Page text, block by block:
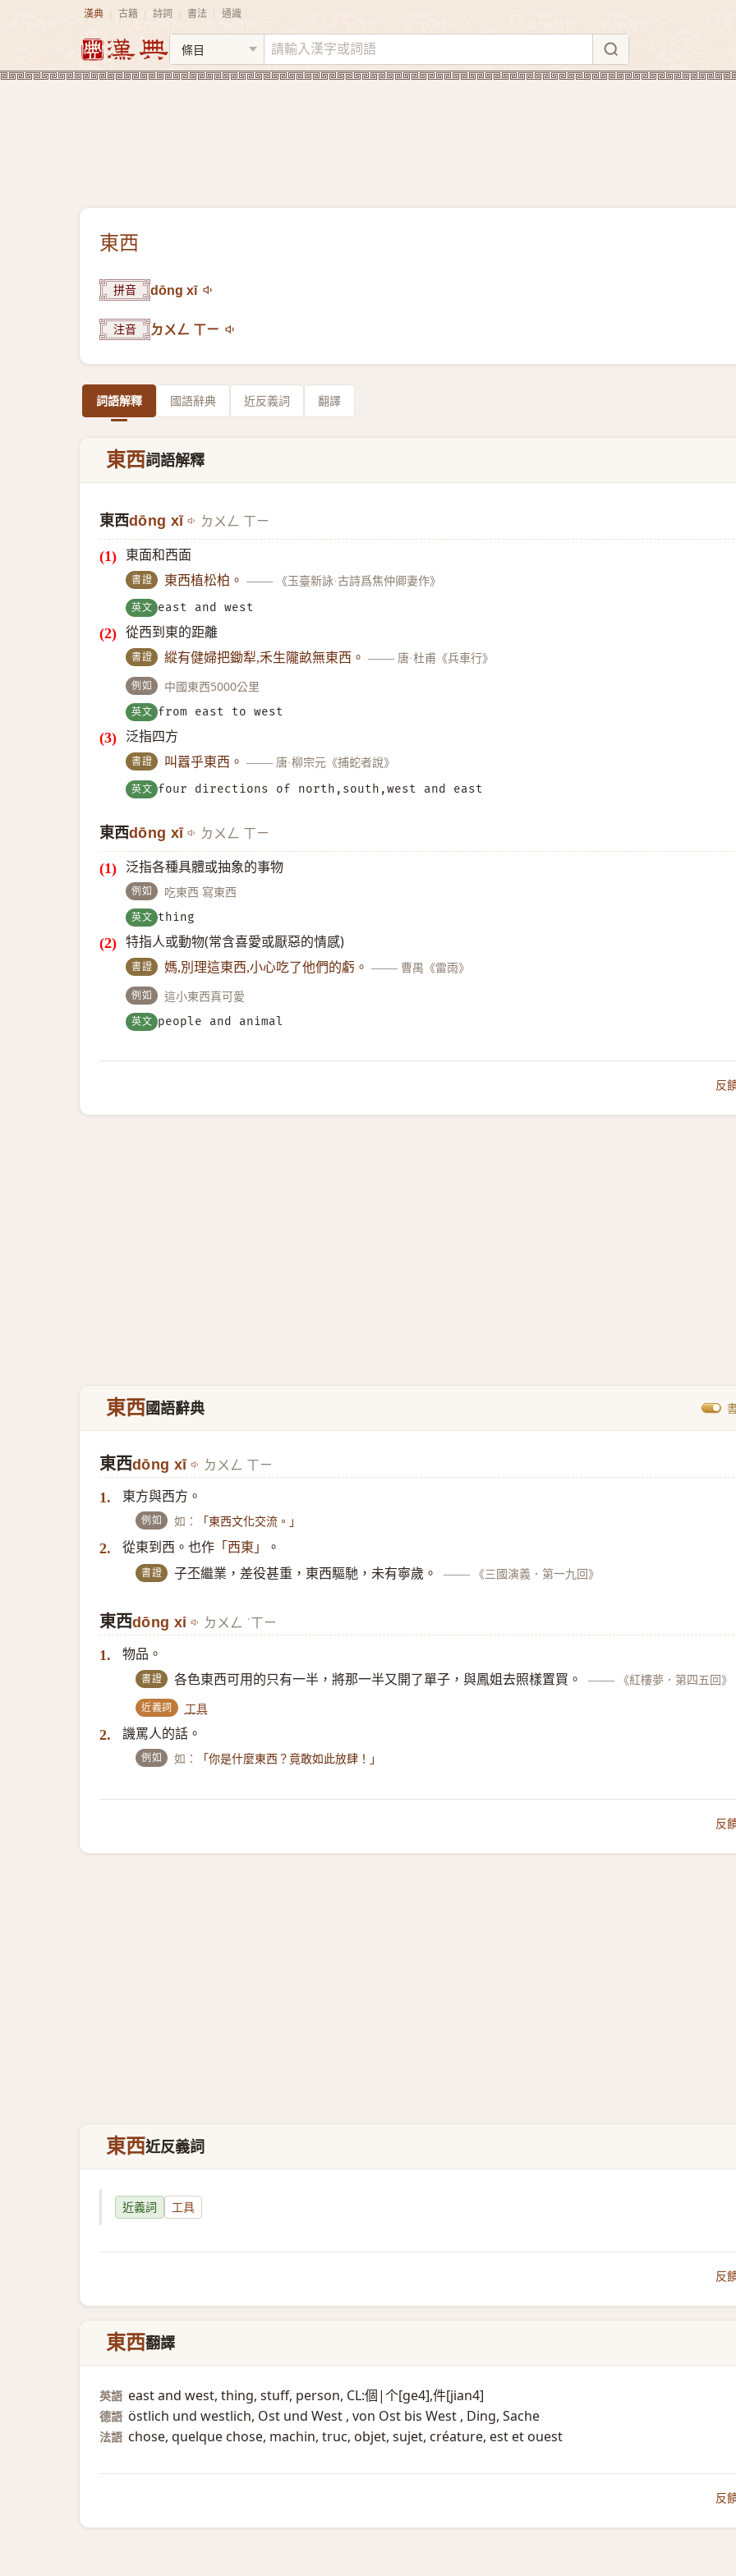
漢典 古籍 詩詞 書法 通識
東西
拼音 dōng xī
注音 ㄉㄨㄥ ㄒㄧ
詞語解釋 國語辭典 近反義詞 翻譯
東西詞語解釋
東西dōng xī ㄉㄨㄥ ㄒㄧ
東面和西面
書證 東西植松柏。 —— 《玉臺新詠·古詩爲焦仲卿妻作》
英文 east and west
從西到東的距離
書證 縱有健婦把鋤犁,禾生隴畝無東西。 —— 唐·杜甫《兵車行》
例如 中國東西5000公里
英文 from east to west
泛指四方
書證 叫囂乎東西。 —— 唐·柳宗元《捕蛇者說》
英文 four directions of north,south,west and east
東西dōng xī ㄉㄨㄥ ㄒㄧ
泛指各種具體或抽象的事物
例如 吃東西 寫東西
英文 thing
特指人或動物(常含喜愛或厭惡的情感)
書證 媽,別理這東西,小心吃了他們的虧。 —— 曹禺《雷雨》
例如 這小東西真可愛
英文 people and animal
反
東西國語辭典
東西dōng xī ㄉㄨㄥ ㄒㄧ
1. 東方與西方。
例如 如： 「東西文化交流。」
2. 從東到西。也作 「西東」 。
書證 子丕繼業，差役甚重，東西驅馳，未有寧歲。 —— 《三國演義．第一九回》
東西dōng xi ㄉㄨㄥ ˙ㄒㄧ
1. 物品。
書證 各色東西可用的只有一半，將那一半又開了單子，與鳳姐去照樣置買。 —— 《紅樓夢．第四五回》
近義詞 工具
2. 譏罵人的話。
例如 如： 「你是什麼東西？竟敢如此放肆！」
反
東西近反義詞
近義詞 工具
反
東西翻譯
英語 east and west, thing, stuff, person, CL:個|个[ge4],件[jian4]
德語 östlich und westlich, Ost und West , von Ost bis West , Ding, Sache
法語 chose, quelque chose, machin, truc, objet, sujet, créature, est et ouest
反